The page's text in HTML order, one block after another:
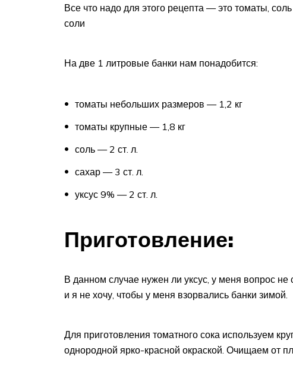
Все что надо для этого рецепта — это томаты,
соли
На две 1 литровые банки нам понадобится:
томаты небольших размеров — 1,2 кг
томаты крупные — 1,8 кг
соль — 2 ст. л.
сахар — 3 ст. л.
уксус 9% — 2 ст. л.
Приготовление:
В данном случае нужен ли уксус, у меня вопрос не
и я не хочу, чтобы у меня взорвались банки зимой.
Для приготовления томатного сока используем
однородной ярко-красной окраской. Очищаем от